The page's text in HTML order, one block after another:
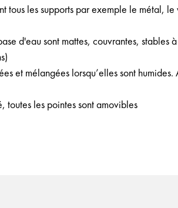
tous les supports par exemple le métal,
d'eau sont mattes, couvrantes,
et mélangées lorsqu’elles sont
toutes les pointes sont amovibles